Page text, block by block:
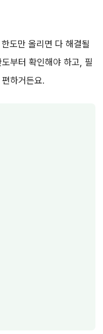
도만 올리면 다 해결될
부터 확인해야 하고, 필
하거든요.